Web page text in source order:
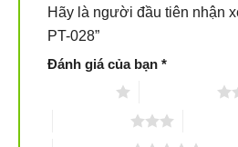
Hãy là người đầu tiên nhận
PT-028”
Đánh giá của bạn *